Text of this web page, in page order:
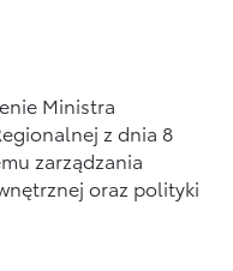
Ministra
z dnia 8
zarządzania
oraz polityki